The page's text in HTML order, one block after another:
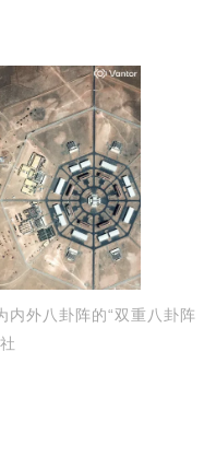
内外八卦阵的“双重八卦阵